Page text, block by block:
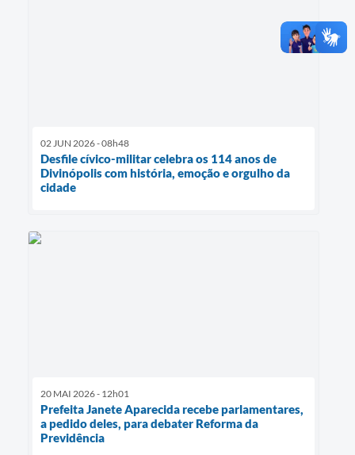
02 JUN 2026 - 08h48
Desfile cívico-militar celebra os 114 anos de
Divinópolis com história, emoção e orgulho da
cidade
20 MAI 2026 - 12h01
Prefeita Janete Aparecida recebe parlamentares,
a pedido deles, para debater Reforma da
Previdência